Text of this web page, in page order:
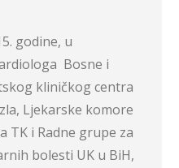
godine, u
Bosne i
kliničkog centra
Ljekarske komore
TK i Radne grupe za
bolesti UK u BiH,